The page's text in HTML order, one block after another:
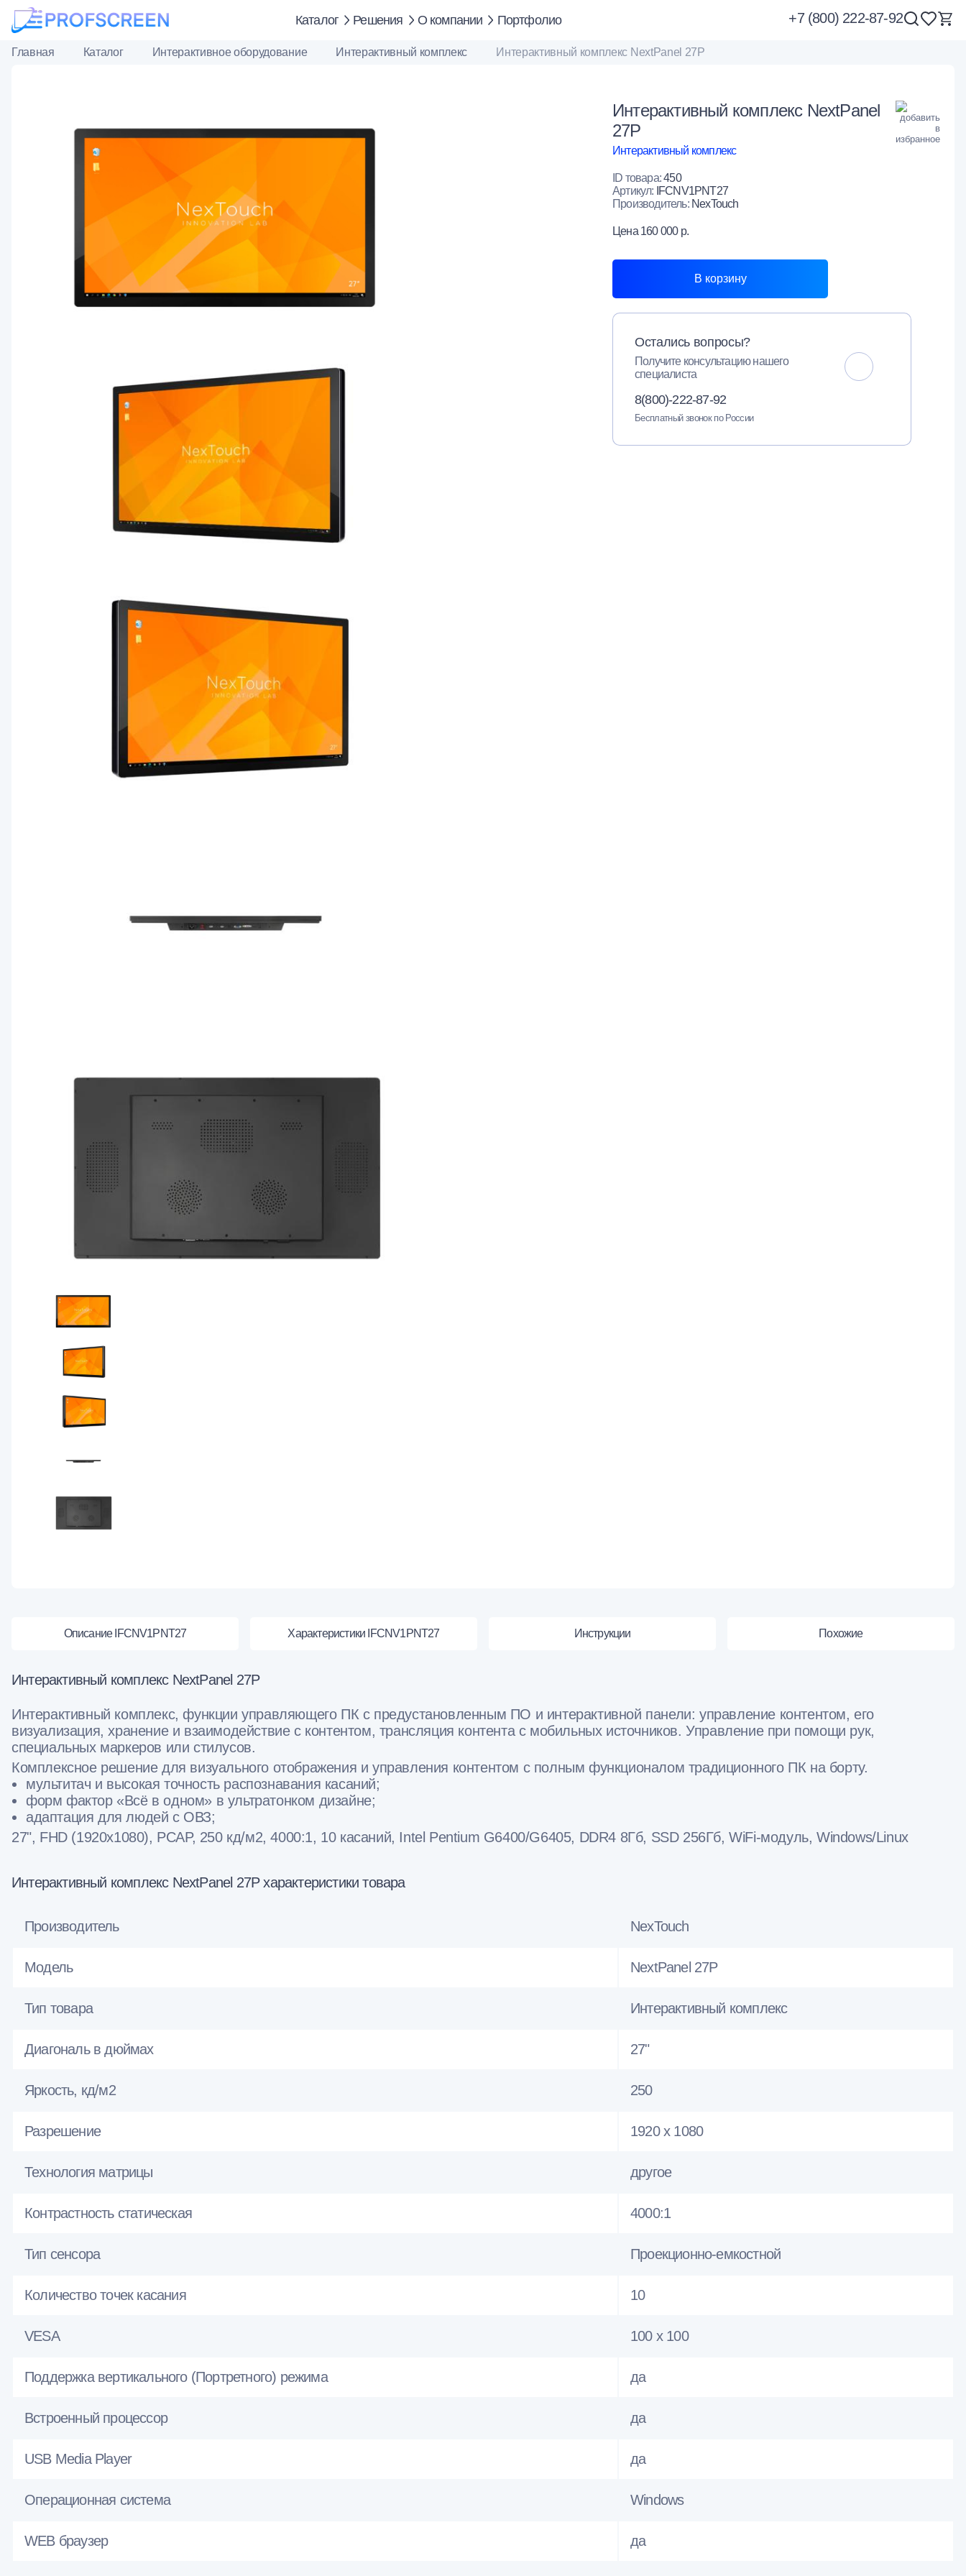
Каталог Решения О компании Портфолио +7 (800) 222-87-92
Главная Каталог Интерактивное оборудование Интерактивный комплекс Интерактивный комплекс NextPanel 27P
Интерактивный комплекс NextPanel
27P
Интерактивный комплекс
ID товара:450
Артикул: IFCNV1PNT27
Производитель: NexTouch
Цена 160 000 р.
В корзину
Остались вопросы?
Получите консультацию нашего
специалиста
8(800)-222-87-92
Бесплатный звонок по России
Описание IFCNV1PNT27 Характеристики IFCNV1PNT27 Инструкции Похожие
Интерактивный комплекс NextPanel 27P
Интерактивный комплекс, функции управляющего ПК с предустановленным ПО и интерактивной панели: управление контентом, его
визуализация, хранение и взаимодействие с контентом, трансляция контента с мобильных источников. Управление при помощи рук,
специальных маркеров или стилусов.
Комплексное решение для визуального отображения и управления контентом с полным функционалом традиционного ПК на борту.
мультитач и высокая точность распознавания касаний;
форм фактор «Всё в одном» в ультратонком дизайне;
адаптация для людей с ОВЗ;
27", FHD (1920х1080), PCAP, 250 кд/м2, 4000:1, 10 касаний, Intel Pentium G6400/G6405, DDR4 8Гб, SSD 256Гб, WiFi-модуль, Windows/Linux
Интерактивный комплекс NextPanel 27P характеристики товара
Производитель NexTouch
Модель NextPanel 27P
Тип товара Интерактивный комплекс
Диагональ в дюймах 27"
Яркость, кд/м2 250
Разрешение 1920 x 1080
Технология матрицы другое
Контрастность статическая 4000:1
Тип сенсора Проекционно-емкостной
Количество точек касания 10
VESA 100 x 100
Поддержка вертикального (Портретного) режима да
Встроенный процессор да
USB Media Player да
Операционная система Windows
WEB браузер да